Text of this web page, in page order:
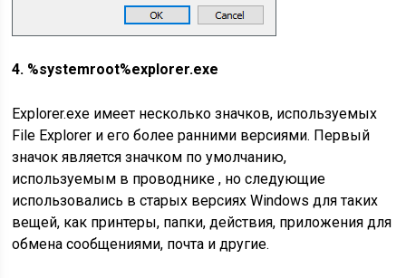
4. %systemroot%explorer.exe
Explorer.exe имеет несколько значков, используемых
File Explorer и его более ранними версиями. Первый
значок является значком по умолчанию,
используемым в проводнике , но следующие
использовались в старых версиях Windows для таких
вещей, как принтеры, папки, действия, приложения для
обмена сообщениями, почта и другие.